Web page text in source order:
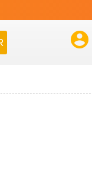
